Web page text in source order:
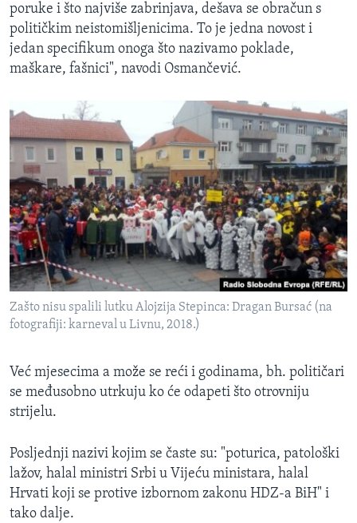
poruke i što najviše zabrinjava, dešava se obračun s
političkim neistomišljenicima. To je jedna novost i
jedan specifikum onoga što nazivamo poklade,
maškare, fašnici", navodi Osmančević.
Zašto nisu spalili lutku Alojzija Stepinca: Dragan Bursać (na
fotografiji: karneval u Livnu, 2018.)
Već mjesecima a može se reći i godinama, bh. političari
se međusobno utrkuju ko će odapeti što otrovniju
strijelu.
Posljednji nazivi kojim se časte su: "poturica, patološki
lažov, halal ministri Srbi u Vijeću ministara, halal
Hrvati koji se protive izbornom zakonu HDZ-a BiH" i
tako dalje.